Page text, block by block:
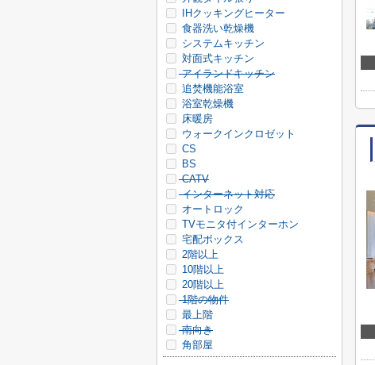
IHクッキングヒーター
食器洗い乾燥機
システムキッチン
対面式キッチン
アイランドキッチン
追焚機能浴室
浴室乾燥機
床暖房
ウォークインクロゼット
CS
BS
CATV
インターネット対応
オートロック
TVモニタ付インターホン
宅配ボックス
2階以上
10階以上
20階以上
1階の物件
最上階
南向き
角部屋